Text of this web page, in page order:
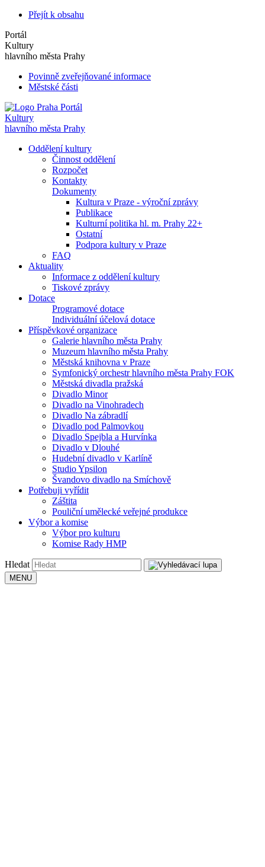
Přejít k obsahu
Portál
Kultury
hlavního města Prahy
Povinně zveřejňované informace
Městské části
Portál
Kultury
hlavního města Prahy
Oddělení kultury
Činnost oddělení
Rozpočet
Kontakty
Dokumenty
Kultura v Praze - výroční zprávy
Publikace
Kulturní politika hl. m. Prahy 22+
Ostatní
Podpora kultury v Praze
FAQ
Aktuality
Informace z oddělení kultury
Tiskové zprávy
Dotace
Programové dotace
Individuální účelová dotace
Příspěvkové organizace
Galerie hlavního města Prahy
Muzeum hlavního města Prahy
Městská knihovna v Praze
Symfonický orchestr hlavního města Prahy FOK
Městská divadla pražská
Divadlo Minor
Divadlo na Vinohradech
Divadlo Na zábradlí
Divadlo pod Palmovkou
Divadlo Spejbla a Hurvínka
Divadlo v Dlouhé
Hudební divadlo v Karlíně
Studio Ypsilon
Švandovo divadlo na Smíchově
Potřebuji vyřídit
Záštita
Pouliční umělecké veřejné produkce
Výbor a komise
Výbor pro kulturu
Komise Rady HMP
Hledat
MENU